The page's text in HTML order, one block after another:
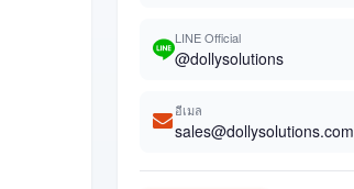
LINE Official
@dollysolutions
อีเมล
sales@dollysolutions.com